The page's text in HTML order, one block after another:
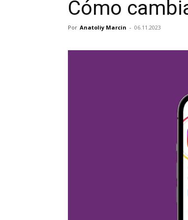
Cómo
Por Anatoliy Marcin - 06.11.2023